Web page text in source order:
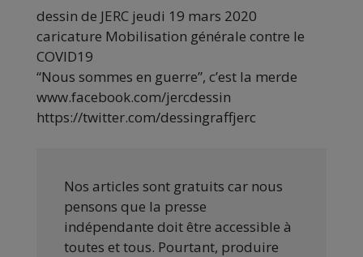
dessin de JERC jeudi 19 mars 2020
caricature Mobilisation générale contre le
COVID19
“Nous sommes en guerre”, c’est la merde
www.facebook.com/jercdessin
https://twitter.com/dessingraffjerc
Nos articles sont gratuits car nous
pensons que la presse
indépendante doit être accessible à
toutes et tous. Pourtant, produire